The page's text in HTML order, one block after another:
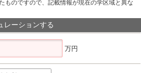
ものですので、記載情報が現在の学区域と異な
レーションする
万円